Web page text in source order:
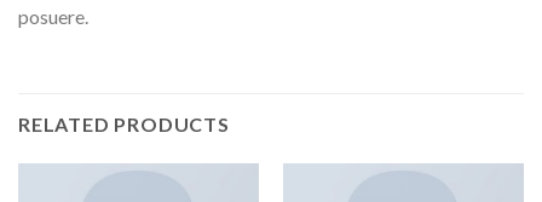
posuere.
RELATED PRODUCTS